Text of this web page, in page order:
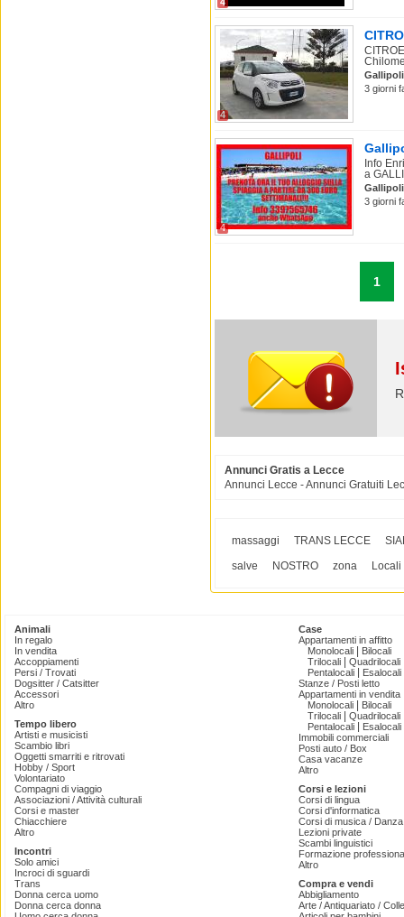
4
Gallipoli
3 giorni
4
Info
a
Gallipoli
3 giorni
1
Annunci Gratis a Lecce
Annunci Lecce - Annunci Gratuiti
massaggi TRANS LECCE
salve
NOSTRO zona Locali
Animali
In regalo
In vendita
Accoppiamenti
Persi / Trovati
Dogsitter / Catsitter
Accessori
Altro
Tempo libero
Artisti e musicisti
Scambio libri
Oggetti smarriti e ritrovati
Hobby / Sport
Volontariato
Compagni di viaggio
Associazioni / Attività culturali
Corsi e master
Chiacchiere
Altro
Incontri
Solo amici
Incroci di sguardi
Trans
Donna cerca uomo
Donna cerca donna
Case
Appartamenti in affitto
Monolocali
Bilocali
Trilocali
Quadrilocali
Pentalocali
Esalocali
Stanze / Posti letto
Appartamenti in vendita
Monolocali
Bilocali
Trilocali
Quadrilocali
Pentalocali
Esalocali
Immobili commerciali
Posti auto / Box
Casa vacanze
Altro
Corsi e lezioni
Corsi di lingua
Corsi d'informatica
Corsi di musica /
Lezioni private
Scambi linguistici
Formazione
Altro
Compra e vendi
Abbigliamento
Arte / Antiquariato /